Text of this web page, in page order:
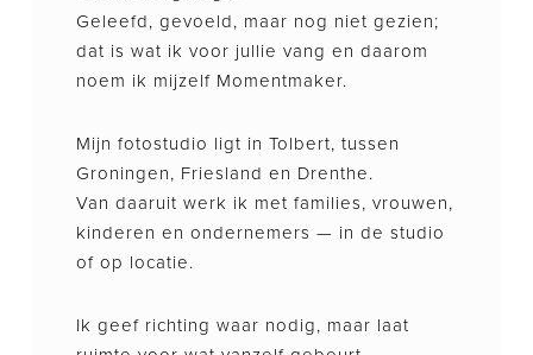
Geleefd, gevoeld, maar nog niet gezien;
dat is wat ik voor jullie vang en daarom
noem ik mijzelf Momentmaker.
Mijn fotostudio ligt in Tolbert, tussen
Groningen, Friesland en Drenthe.
Van daaruit werk ik met families, vrouwen,
kinderen en ondernemers — in de studio
of op locatie.
Ik geef richting waar nodig, maar laat